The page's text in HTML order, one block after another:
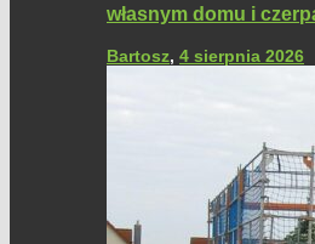
własnym domu i
Bartosz, 4 sierpnia 2026